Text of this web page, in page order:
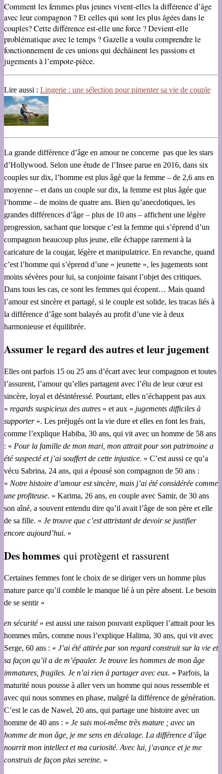
Comment les femmes plus jeunes vivent-elles la différence d’âge
avec leur compagnon ? Et celles qui sont les plus âgées dans le
couples? Cette différence est-elle une force ? Devient-elle
problématique avec le temps ? Gazelle a voulu comprendre le
fonctionnement de ces unions qui déchâinent les passions et
jugements à l’empote-pièce.
Lire aussi : Lingerie : une sélection pour pimenter sa vie de couple
La grande différence d’âge en amour ne concerne pas que les stars
d’Hollywood. Selon une étude de l’Insee parue en 2016, dans six
couples sur dix, l’homme est plus âgé que la femme – de 2,6 ans en
moyenne – et dans un couple sur dix, la femme est plus âgée que
l’homme – de moins de quatre ans. Bien qu’anecdotiques, les
grandes différences d’âge – plus de 10 ans – affichent une légère
progression, sachant que lorsque c’est la femme qui s’éprend d’un
compagnon beaucoup plus jeune, elle échappe rarement à la
caricature de la cougar, légère et manipulatrice. En revanche, quand
c’est l’homme qui s’éprend d’une « jeunette », les jugements sont
moins sévères pour lui, sa conjointe faisant l’objet des critiques.
Dans tous les cas, ce sont les femmes qui écopent… Mais quand
l’amour est sincère et partagé, si le couple est solide, les tracas liés à
la différence d’âge sont balayés au profit d’une vie à deux
harmonieuse et équilibrée.
Assumer le regard des autres et leur jugement
Elles ont parfois 15 ou 25 ans d’écart avec leur compagnon et toutes
l’assurent, l’amour qu’elles partagent avec l’élu de leur cœur est
sincère, loyal et désintéressé. Pourtant, elles n’échappent pas aux
« regards suspicieux des autres » et aux « jugements difficiles à
supporter». Les préjugés ont la vie dure et elles en font les frais,
comme l’explique Habiba, 30 ans, qui vit avec un homme de 58 ans
: « Pour la famille de mon mari, mon attrait pour son patrimoine a
été suspecté et j’ai souffert de cette injustice. » C’est aussi ce qu’a
vécu Sabrina, 24 ans, qui a épousé son compagnon de 50 ans :
« Notre histoire d’amour est sincère, mais j’ai été considérée comme
une profiteuse. » Karima, 26 ans, en couple avec Samir, de 30 ans
son aîné, a souvent entendu dire qu’il avait l’âge de son père et elle
de sa fille. « Je trouve que c’est attristant de devoir se justifier
encore aujourd’hui. »
Des hommes qui protègent et rassurent
Certaines femmes font le choix de se diriger vers un homme plus
mature parce qu’il comble le manque lié à un père absent. Le besoin
de se sentir «
en sécurité» est aussi une raison pouvant expliquer l’attrait pour les
hommes mûrs, comme nous l’explique Halima, 30 ans, qui vit avec
Serge, 60 ans : « J’ai été attirée par son regard construit sur la vie et
sa façon qu’il a de m’épauler. Je trouve les hommes de mon âge
immatures, fragiles. Je n’ai rien à partager avec eux. » Parfois, la
maturité nous pousse à aller vers un homme qui nous ressemble et
avec qui nous sommes en phase, malgré la différence de génération.
C’est le cas de Nawel, 20 ans, qui partage une histoire avec un
homme de 40 ans : « Je suis moi-même très mature ; avec un
homme de mon âge, je me sens en décalage. La différence d’âge
nourrit mon intellect et ma curiosité. Avec lui, j’avance et je me
construis de façon plus sereine. »